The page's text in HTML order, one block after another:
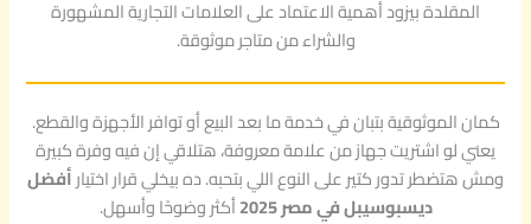
المقلدة بيزود أهمية الاعتماد على العلامات التجارية المشهورة
والشراء من متاجر موثوقة.
كمان الموثوقية بتبان في خدمة ما بعد البيع أو توافر الأجهزة والقطع.
يعني لو اشتريت جهاز من علامة معروفة، هتلاقي إن فيه وفرة كبيرة
ومش هتضطر تدور كتير على النوع اللي بتحبه. ده بيخلي قرار اختيارأفضل
ديسبوسيبل في مصر 2025
أكثر وضوحًا وأسهل.